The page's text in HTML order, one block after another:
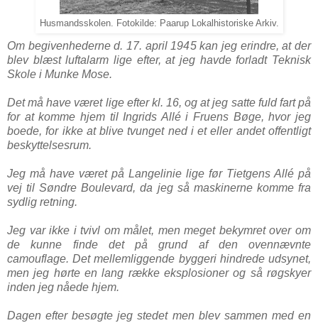
Husmandsskolen. Fotokilde: Paarup Lokalhistoriske Arkiv.
Om begivenhederne d. 17. april 1945 kan jeg erindre, at der
blev blæst luftalarm lige efter, at jeg havde forladt Teknisk
Skole i Munke Mose.
Det må have været lige efter kl. 16, og at jeg satte fuld fart på
for at komme hjem til Ingrids Allé i Fruens Bøge, hvor jeg
boede, for ikke at blive tvunget ned i et eller andet offentligt
beskyttelsesrum.
Jeg må have været på Langelinie lige før Tietgens Allé på
vej til Søndre Boulevard, da jeg så maskinerne komme fra
sydlig retning.
Jeg var ikke i tvivl om målet, men meget bekymret over om
de kunne finde det på grund af den ovennævnte
camouflage. Det mellemliggende byggeri hindrede udsynet,
men jeg hørte en lang række eksplosioner og så røgskyer
inden jeg nåede hjem.
Dagen efter besøgte jeg stedet men blev sammen med en